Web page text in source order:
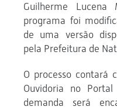
Guilherme
programa foi
de uma versão
pela Prefeitura de
O processo contará
Ouvidoria no
demanda será